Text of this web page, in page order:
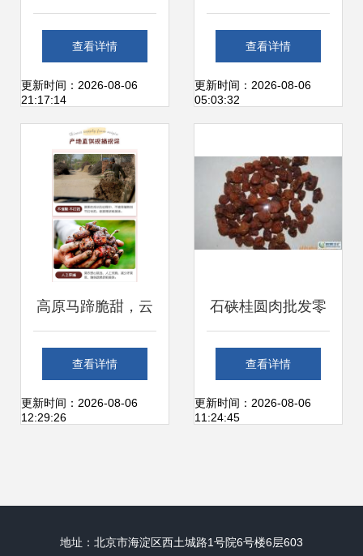
糖橙 中国十大名橙
的鲜甜馈赠
查看详情
更新时间：2026-08-06
21:17:14
川的甜蜜问候
查看详情
更新时间：2026-08-06
05:03:32
高原马蹄脆甜，云
南特产荸荠地梨的
滋味与选购
查看详情
更新时间：2026-08-06
12:29:26
石硖桂圆肉批发零
售 源于自然的甜蜜
馈赠
查看详情
更新时间：2026-08-06
11:24:45
地址：北京市海淀区西土城路1号院6号楼6层603